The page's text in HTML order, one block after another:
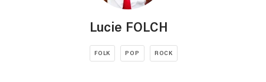
Lucie FOLCH
FOLK POP ROCK